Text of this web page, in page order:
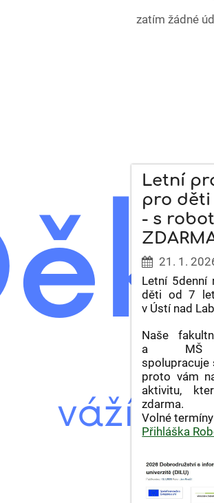
zatím žádné
Letní
pro děti
- s
21. 1.
Letní 5denní
děti od 7
v Ústí nad
Naše
a MŠ
spolupracuje
proto vám
aktivitu,
zdarma.
Volné
Přihláška